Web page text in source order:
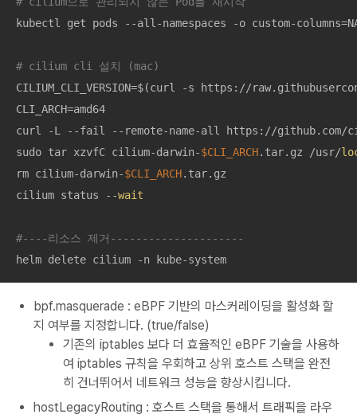
kubectl get pods --all-namespaces -o custom-
# cilium cli 설치 (mac)
CILIUM_CLI_VERSION=$(curl -s https://
CLI_ARCH=amd64
curl -L --fail --remote-name-all https://github.com/
sudo tar xzvfC cilium-darwin-$CLI_ARCH.tar.gz /usr/
rm cilium-darwin-$CLI_ARCH.tar.gz
cilium status --wait
#----리소스 제거---------------------
helm delete cilium -n kube-system
bpf.masquerade : eBPF 기반의 마스커레이딩을 활성화 할
지 여부를 지정합니다. (true/false)
기존의 iptables 보다 더 효율적인 eBPF 기술을 사용하
여 iptables 규칙을 우회하고 상위 호스트 스택을 완전
히 건너뛰어서 네트워크 성능을 향상시킵니다.
hostLegacyRouting : 호스트 스택을 통해서 트래픽을 라우